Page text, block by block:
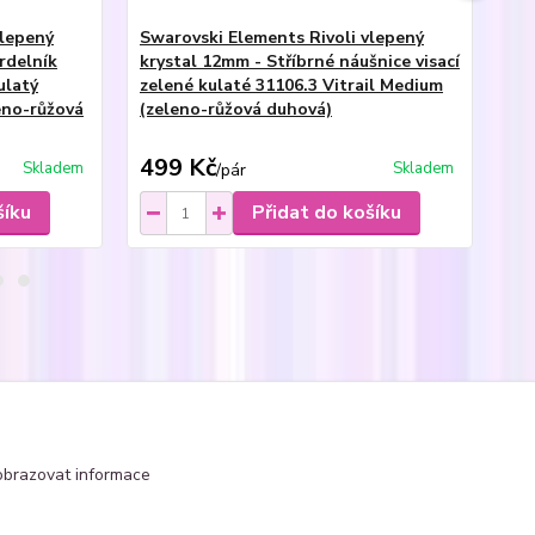
růžová
Skladem
Swarovski Elements Rivoli vlepený
krystal 12mm - Stříbrné náušnice visací
zelené kulaté 31106.3 Vitrail Medium
(zeleno-růžová duhová)
499 Kč/pár Skladem
Přidat do košíku
- kulaté Rivoli
informace